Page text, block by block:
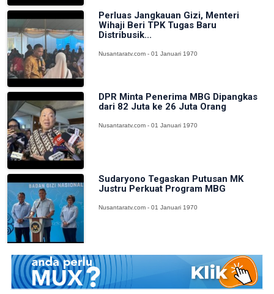
Perluas Jangkauan Gizi, Menteri
Wihaji Beri TPK Tugas Baru
Distribusik...
Nusantaratv.com - 01 Januari 1970
DPR Minta Penerima MBG Dipangkas
dari 82 Juta ke 26 Juta Orang
Nusantaratv.com - 01 Januari 1970
Sudaryono Tegaskan Putusan MK
Justru Perkuat Program MBG
Nusantaratv.com - 01 Januari 1970